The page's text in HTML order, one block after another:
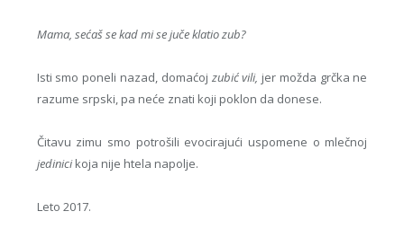
Mama, sećaš se kad mi se juče klatio zub?
Isti smo poneli nazad, domaćoj zubić vili, jer možda grčka ne
razume srpski, pa neće znati koji poklon da donese.
Čitavu zimu smo potrošili evocirajući uspomene o mlečnoj
jedinicikoja nije htela napolje.
Leto 2017.